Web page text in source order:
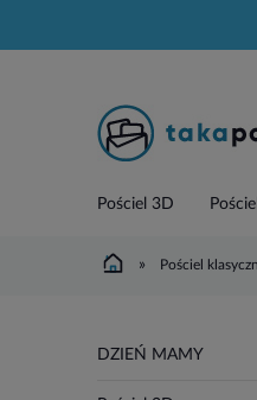
Pościel 3D
» Pościel
DZIEŃ MAMY